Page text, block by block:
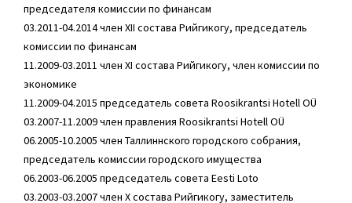
председателя комиссии по финансам
03.2011-04.2014 член XII состава Рийгикогу, председатель
комиссии по финансам
11.2009-03.2011 член XI состава Рийгикогу, член комиссии по
экономике
11.2009-04.2015 председатель совета Roosikrantsi Hotell OÜ
03.2007-11.2009 член правления Roosikrantsi Hotell OÜ
06.2005-10.2005 член Таллиннского городского собрания,
председатель комиссии городского имущества
06.2003-06.2005 председатель совета Eesti Loto
03.2003-03.2007 член Х состава Рийгикогу, заместитель